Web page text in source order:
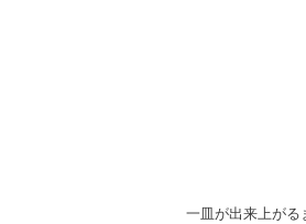
一皿が出来上がる